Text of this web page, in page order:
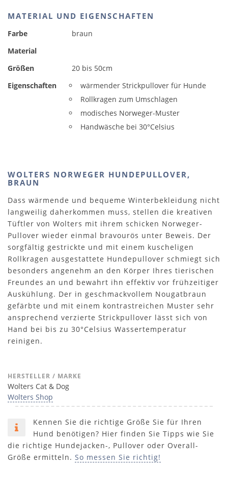
MATERIAL UND EIGENSCHAFTEN
Farbe
braun
Material
Größen
20 bis 50cm
Eigenschaften
wärmender Strickpullover für Hunde
Rollkragen zum Umschlagen
modisches Norweger-Muster
Handwäsche bei 30°Celsius
WOLTERS NORWEGER HUNDEPULLOVER,
BRAUN
Dass wärmende und bequeme Winterbekleidung nicht
langweilig daherkommen muss, stellen die kreativen
Tüftler von Wolters mit ihrem schicken Norweger-
Pullover wieder einmal bravourös unter Beweis. Der
sorgfältig gestrickte und mit einem kuscheligen
Rollkragen ausgestattete Hundepullover schmiegt sich
besonders angenehm an den Körper Ihres tierischen
Freundes an und bewahrt ihn effektiv vor frühzeitiger
Auskühlung. Der in geschmackvollem Nougatbraun
gefärbte und mit einem kontrastreichen Muster sehr
ansprechend verzierte Strickpullover lässt sich von
Hand bei bis zu 30°Celsius Wassertemperatur
reinigen.
HERSTELLER / MARKE
Wolters Cat & Dog
Wolters Shop
Kennen Sie die richtige Größe Sie für Ihren
Hund benötigen? Hier finden Sie Tipps wie Sie
die richtige Hundejacken-, Pullover oder Overall-
Größe ermitteln. So messen Sie richtig!